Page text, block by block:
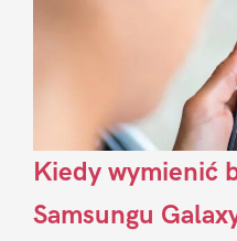
Kiedy wymienić
Samsungu